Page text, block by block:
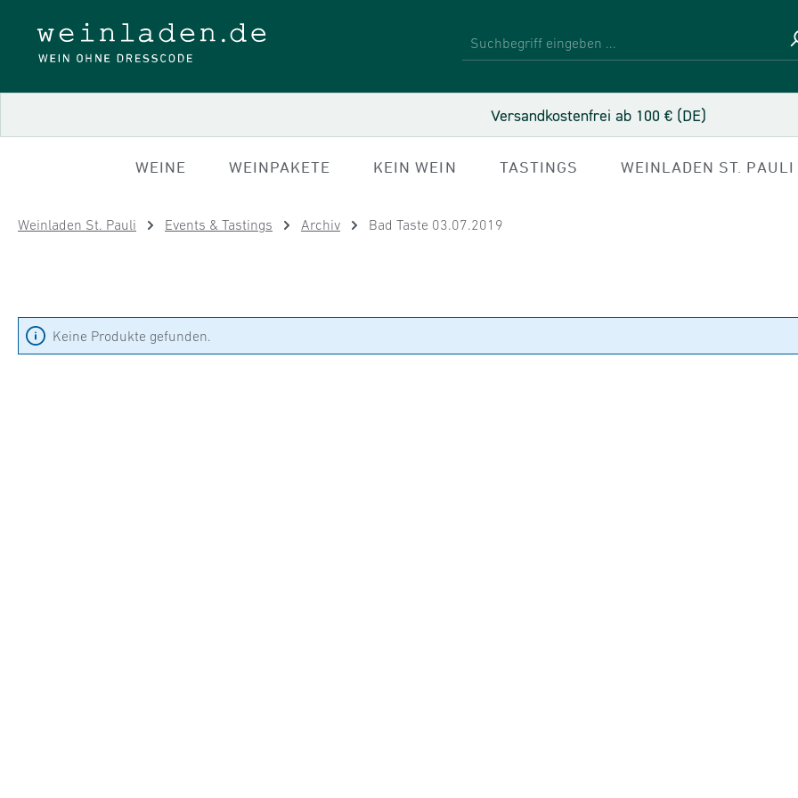
Hauptinhalt springen
Zur Suche springen
Zur Hauptnavigation springen
Versandkostenfrei ab 100 € (DE)
WEINE WEINPAKETE KEIN WEIN TASTINGS WEINLADEN ST. PAULI
Weinladen St. Pauli Events & Tastings Archiv Bad Taste 03.07.2019
Keine Produkte gefunden.